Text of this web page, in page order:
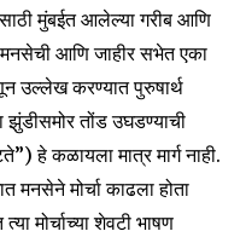
मुंबईत आलेल्या गरीब आणि
मनसेची आणि जाहीर सभेत एका
उल्लेख करण्यात पुरुषार्थ
झुंडीसमोर तोंड उघडण्याची
हे कळायला मात्र मार्ग नाही.
मनसेने मोर्चा काढला होता
मोर्चाच्या शेवटी भाषण